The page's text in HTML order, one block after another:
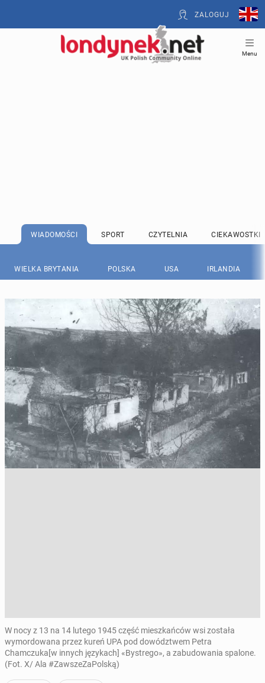
ZALOGUJ
Menu
WIADOMOŚCI SPORT CZYTELNIA CIEKAWOSTKI
WIELKA BRYTANIA POLSKA USA IRLANDIA
W nocy z 13 na 14 lutego 1945 część mieszkańców wsi została
wymordowana przez kureń UPA pod dowództwem Petra
Chamczuka [w innych językach] «Bystrego», a zabudowania spalone.
(Fot. X/ Ala #ZawszeZaPolską)